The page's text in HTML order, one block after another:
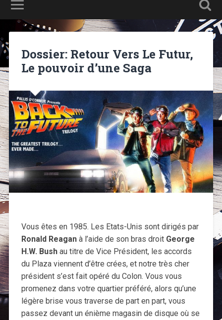
Dossier: Retour Vers Le Futur,
Le pouvoir d’une Saga
Vous êtes en 1985. Les Etats-Unis sont dirigés par
Ronald Reaganà l’aide de son bras droit George
H.W. Bushau titre de Vice Président, les accords
du Plaza viennent d’être crées, et notre très cher
président s’est fait opéré du Colon. Vous vous
promenez dans votre quartier préféré, alors qu’une
légère brise vous traverse de part en part, vous
passez devant un énième magasin de disque où se